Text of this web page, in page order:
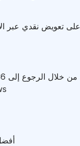
تعويض نقدي عبر
من خلال الرجوع إلى 436